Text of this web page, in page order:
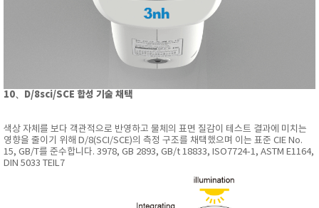
10、D/8sci/SCE 합성 기술 채택
색상 자체를 보다 객관적으로 반영하고 물체의 표면 질감이 테스트 결과에 미치는
영향을 줄이기 위해 D/8(SCI/SCE)의 측정 구조를 채택했으며 이는 표준 CIE No.
15, GB/T를 준수합니다. 3978, GB 2893, GB/t 18833, ISO7724-1, ASTM E1164,
DIN 5033 TEIL7